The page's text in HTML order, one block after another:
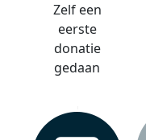
Zelf een
eerste
donatie
gedaan